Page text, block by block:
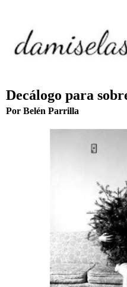
Decálogo para
Por Belén Parrilla